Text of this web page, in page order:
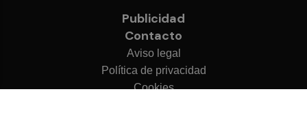
Publicidad
Contacto
Aviso legal
Política de privacidad
Cookies